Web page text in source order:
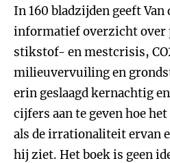
In 160 bladzijden geeft Van
informatief overzicht over
stikstof- en mestcrisis,
milieuvervuiling en
erin geslaagd kernachtig
cijfers aan te geven hoe
als de irrationaliteit ervan
hij ziet. Het boek is geen